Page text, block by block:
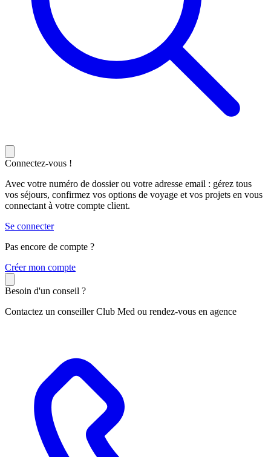
Connectez-vous !
Avec votre numéro de dossier ou votre adresse email : gérez tous
vos séjours, confirmez vos options de voyage et vos projets en vous
connectant à votre compte client.
Se connecter
Pas encore de compte ?
Créer mon compte
Besoin d'un conseil ?
Contactez un conseiller Club Med ou rendez-vous en agence